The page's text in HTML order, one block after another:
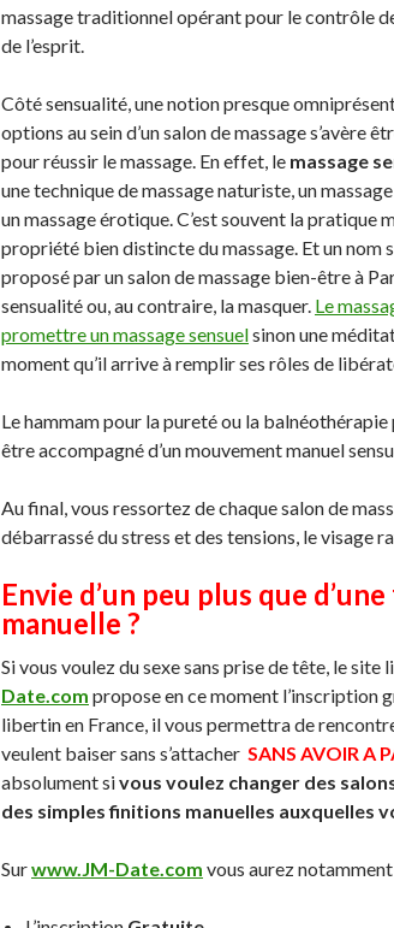
massage traditionnel opérant pour le contrôle
de l’esprit.
Côté sensualité, une notion presque
options au sein d’un salon de massage s’avère
pour réussir le massage. En effet, le massage
une technique de massage naturiste, un
un massage érotique. C’est souvent la pratique
propriété bien distincte du massage. Et un nom
proposé par un salon de massage bien-être à
sensualité ou, au contraire, la masquer. Le
promettre un massage sensuelsinon une
moment qu’il arrive à remplir ses rôles de
Le hammam pour la pureté ou la
être accompagné d’un mouvement manuel
Au final, vous ressortez de chaque salon de
débarrassé du stress et des tensions, le visage
Envie d’un peu plus que
manuelle ?
Si vous voulez du sexe sans prise de tête, le site
Date.com propose en ce moment l’inscription
libertin en France, il vous permettra de
veulent baiser sans s’attacher SANS AVOIR A
absolument sivous voulez changer des
des simples finitions manuelles auxquelles
Surwww.JM-Date.com vous aurez notamment